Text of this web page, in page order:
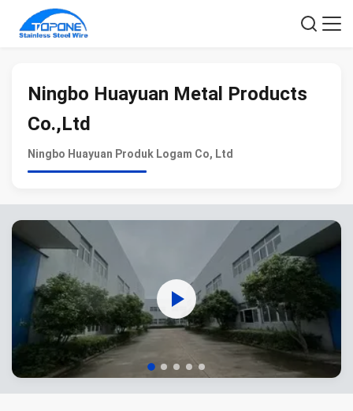
Ningbo Huayuan Metal Products
Co.,Ltd
Ningbo Huayuan Produk Logam Co, Ltd